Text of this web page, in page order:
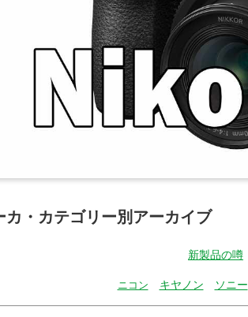
カ・カテゴリー別アーカイブ
新製品の噂
ニコン キヤノン ソニー